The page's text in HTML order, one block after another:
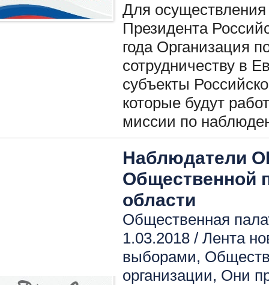
Для
Президента
года Организация
сотрудничеству в
субъекты
которые будут
миссии по
Наблюдатели
Общественной
области
Общественная
1.03.2018 / Лента
выборами,
организации, Они